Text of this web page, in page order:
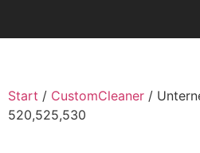
Start / CustomCleaner /
520,525,530